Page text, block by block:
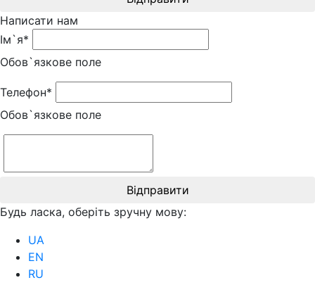
Написати нам
Ім`я*
Обов`язкове поле
Телефон*
Обов`язкове поле
Відправити
Будь ласка, оберіть зручну мову:
UA
EN
RU